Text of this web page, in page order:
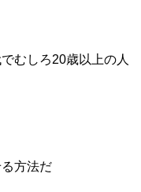
むしろ20歳以上の人
方法だ